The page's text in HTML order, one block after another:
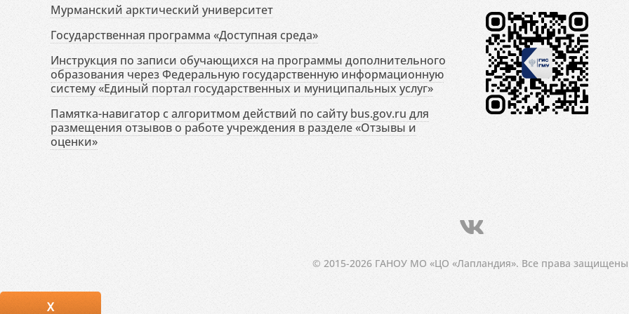
Мурманский арктический университет
Государственная программа «Доступная среда»
Инструкция по записи обучающихся на программы дополнительного
образования через Федеральную государственную информационную
систему «Единый портал государственных и муниципальных услуг»
Памятка-навигатор с алгоритмом действий по сайту bus.gov.ru для
размещения отзывов о работе учреждения в разделе «Отзывы и
оценки»
© 2015-2026 ГАНОУ МО «ЦО «Лапландия». Все права
X